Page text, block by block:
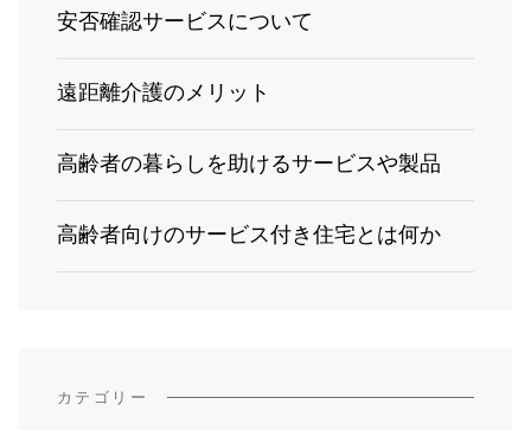
安否確認サービスについて
遠距離介護のメリット
高齢者の暮らしを助けるサービスや製品
高齢者向けのサービス付き住宅とは何か
カテゴリー